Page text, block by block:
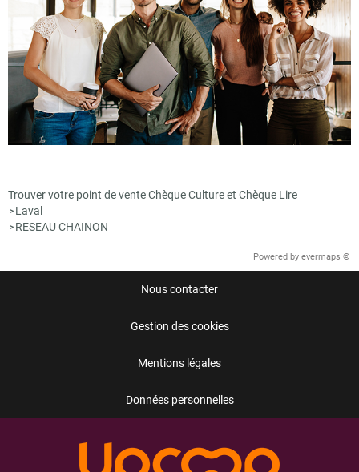
Trouver votre point de vente Chèque Culture et Chèque Lire
> Laval
> RESEAU CHAINON
Powered by evermaps ©
Nous contacter
Gestion des cookies
Mentions légales
Données personnelles